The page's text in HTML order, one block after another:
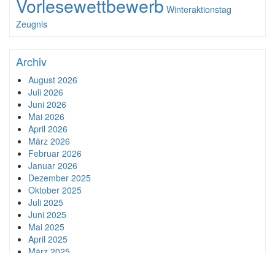
Winteraktionstag
Zeugnis
Archiv
August 2026
Juli 2026
Juni 2026
Mai 2026
April 2026
März 2026
Februar 2026
Januar 2026
Dezember 2025
Oktober 2025
Juli 2025
Juni 2025
Mai 2025
April 2025